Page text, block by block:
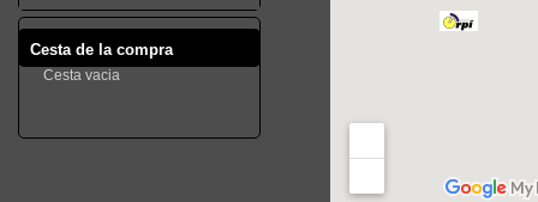
Cesta de la compra
Cesta vacia